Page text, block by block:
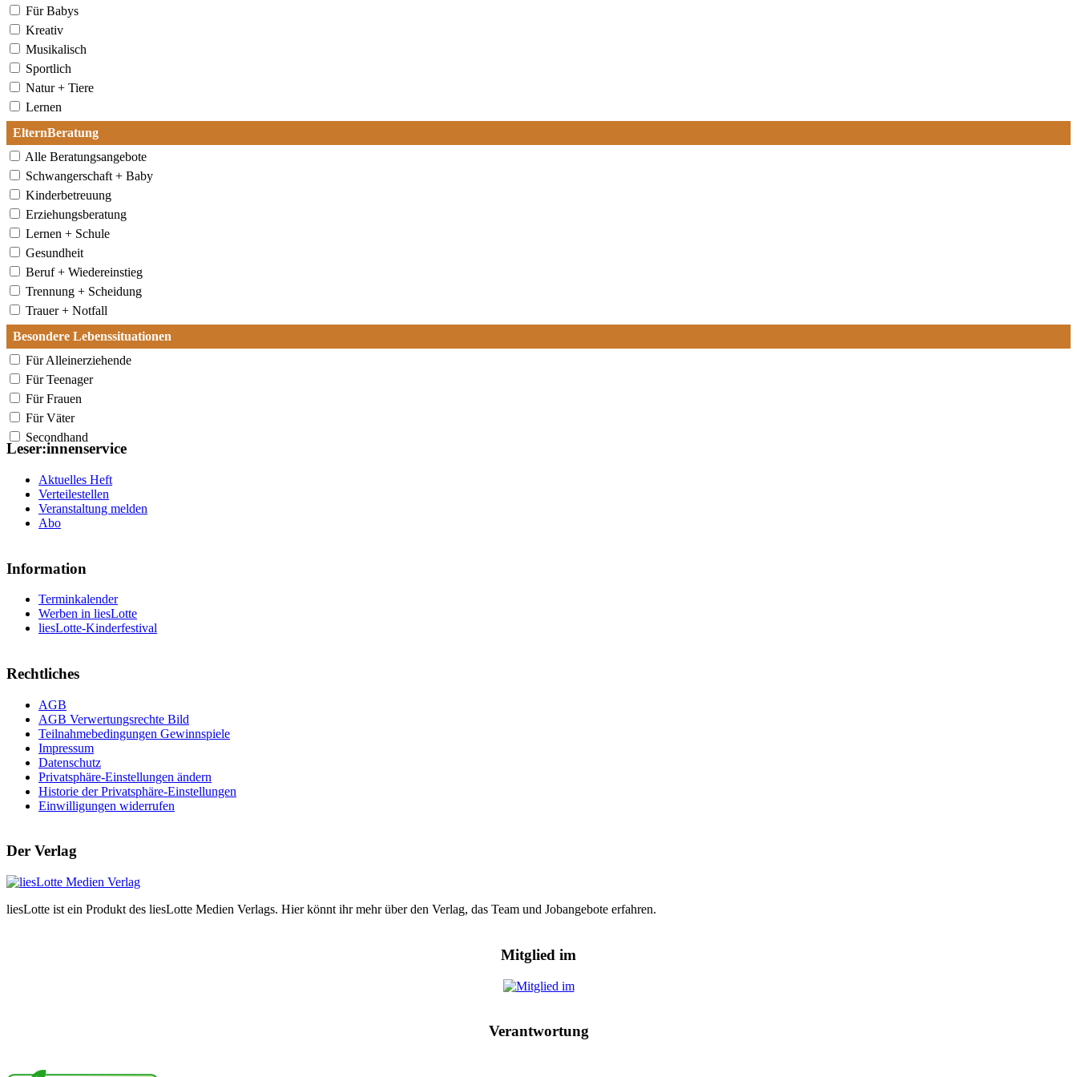
Für Babys
Kreativ
Musikalisch
Sportlich
Natur + Tiere
Lernen
ElternBeratung
Alle Beratungsangebote
Schwangerschaft + Baby
Kinderbetreuung
Erziehungsberatung
Lernen + Schule
Gesundheit
Beruf + Wiedereinstieg
Trennung + Scheidung
Trauer + Notfall
Besondere Lebenssituationen
Für Alleinerziehende
Für Teenager
Für Frauen
Für Väter
Secondhand
Leser:innenservice
Aktuelles Heft
Verteilestellen
Veranstaltung melden
Abo
Information
Terminkalender
Werben in liesLotte
liesLotte-Kinderfestival
Rechtliches
AGB
AGB Verwertungsrechte Bild
Teilnahmebedingungen Gewinnspiele
Impressum
Datenschutz
Privatsphäre-Einstellungen ändern
Historie der Privatsphäre-Einstellungen
Einwilligungen widerrufen
Der Verlag
liesLotte ist ein Produkt des liesLotte Medien Verlags. Hier könnt ihr mehr über den Verlag, das Team und Jobangebote erfahren.
Mitglied im
Verantwortung